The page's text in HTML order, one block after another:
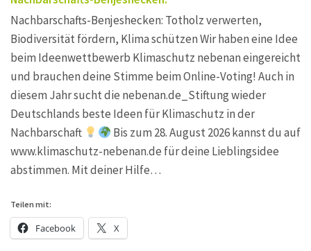
Nachbarschafts-Benjeshecken: Totholz verwerten,
Biodiversität fördern, Klima schützen Wir haben eine Idee
beim Ideenwettbewerb Klimaschutz nebenan eingereicht
und brauchen deine Stimme beim Online-Voting! Auch in
diesem Jahr sucht die nebenan.de_Stiftung wieder
Deutschlands beste Ideen für Klimaschutz in der
Nachbarschaft
Bis zum 28. August 2026 kannst du auf
www.klimaschutz-nebenan.de für deine Lieblingsidee
abstimmen. Mit deiner Hilfe…
Teilen mit:
Facebook X